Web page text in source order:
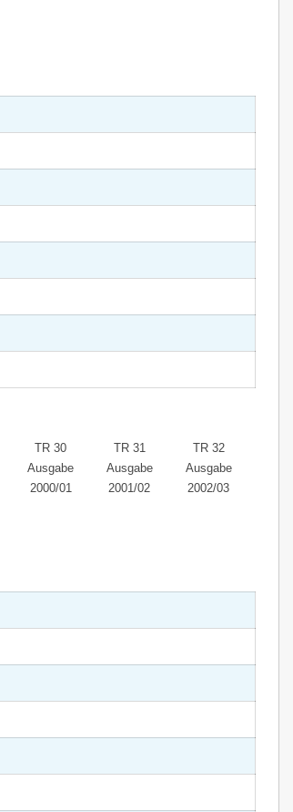
TR 30
Ausgabe
2000/01
TR 31
Ausgabe
2001/02
TR 32
Ausgabe
2002/03